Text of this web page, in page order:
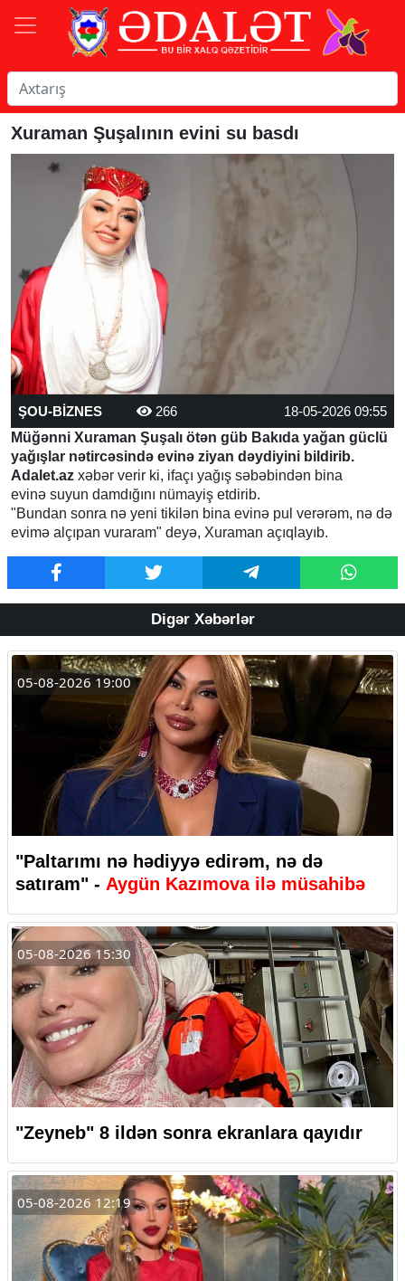
Xuraman Şuşalının evini su basdı
ŞOU-BİZNES 266
18-05-2026 09:55
Müğənni Xuraman Şuşalı ötən güb Bakıda yağan güclü
yağışlar nətircəsində evinə ziyan dəydiyini bildirib.
Adalet.az xəbər verir ki, ifaçı yağış səbəbindən bina
evinə suyun damdığını nümayiş etdirib.
"Bundan sonra nə yeni tikilən bina evinə pul verərəm, nə də
evimə alçıpan vuraram" deyə, Xuraman açıqlayıb.
Digər Xəbərlər
05-08-2026 19:00
"Paltarımı nə hədiyyə edirəm, nə də
satıram" - Aygün Kazımova ilə müsahibə
05-08-2026 15:30
"Zeyneb" 8 ildən sonra ekranlara qayıdır
05-08-2026 12:19